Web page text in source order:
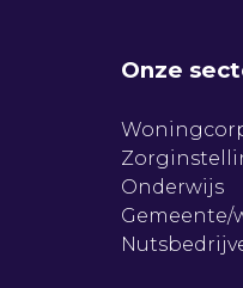
Onze
Onderwijs
Gemeente/